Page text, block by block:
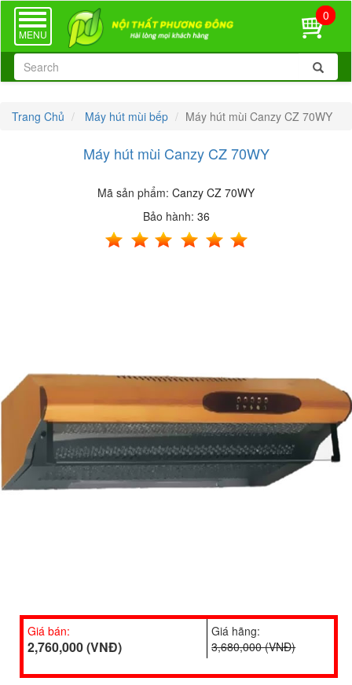
TOGGLE
NAVIGATION
MENU
0
Trang Chủ Máy hút mùi bếp Máy hút mùi Canzy CZ 70WY
Máy hút mùi Canzy CZ 70WY
Mã sản phẩm: Canzy CZ 70WY
Bảo hành: 36
Giá bán:
2,760,000 (VNĐ)
Giá hãng:
3,680,000 (VNĐ)